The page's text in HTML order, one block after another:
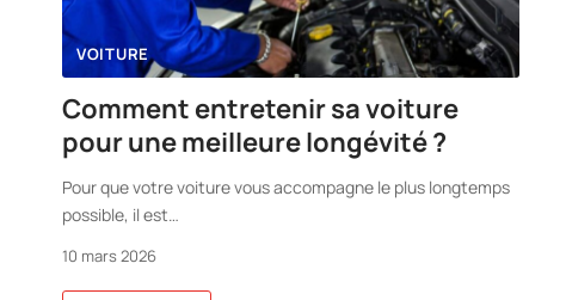
VOITURE
Comment entretenir sa voiture
pour une meilleure longévité ?
Pour que votre voiture vous accompagne le plus longtemps
possible, il est…
10 mars 2026